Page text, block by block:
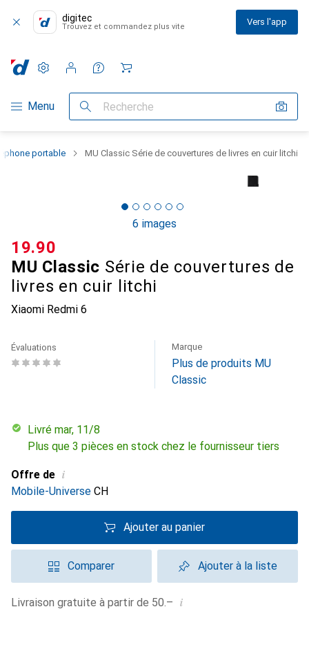
digitec
Trouvez et commandez plus vite Vers l'app
Navigation par catégorie
Menu Recherche
Paramètres
Compte client
Listes de comparaison
Listes d'envies
Panier
portable MU Classic Série de couvertures de livres en cuir litchi
6 images
MU Classic Série de couvertures de
livres en cuir litchi
Xiaomi Redmi 6
CHF
19.90
Évaluations Marque
Plus de produits MU
Classic
Livré mar, 11/8
Plus que 3 pièces en stock chez le fournisseur tiers
Offre de i
Mobile-Universe CH
Ajouter au panier
Comparer Ajouter à la liste
Livraison gratuite à partir de 50.– i